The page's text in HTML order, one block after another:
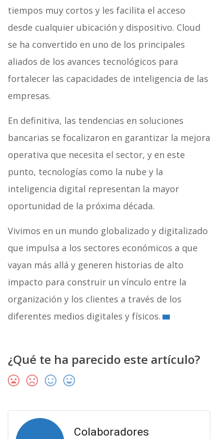
tiempos muy cortos y les facilita el acceso
desde cualquier ubicación y dispositivo. Cloud
se ha convertido en uno de los principales
aliados de los avances tecnológicos para
fortalecer las capacidades de inteligencia de las
empresas.
En definitiva, las tendencias en soluciones
bancarias se focalizaron en garantizar la mejora
operativa que necesita el sector, y en este
punto, tecnologías como la nube y la
inteligencia digital representan la mayor
oportunidad de la próxima década.
Vivimos en un mundo globalizado y digitalizado
que impulsa a los sectores económicos a que
vayan más allá y generen historias de alto
impacto para construir un vínculo entre la
organización y los clientes a través de los
diferentes medios digitales y físicos.
¿Qué te ha parecido este artículo?
Colaboradores